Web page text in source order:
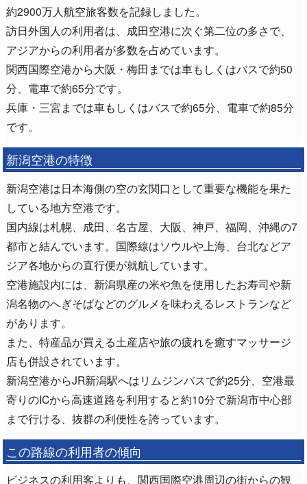
約2900万人航空旅客数を記録しました。
訪日外国人の利用者は、成田空港に次ぐ第二位の多さで、
アジアからの利用者が多数を占めています。
関西国際空港から大阪・梅田までは車もしくはバスで約50
分、電車で約65分です。
兵庫・三宮までは車もしくはバスで約65分、電車で約85分
です。
新潟空港の特徴
新潟空港は日本海側の空の玄関口として重要な機能を果た
している地方空港です。
国内線は札幌、成田、名古屋、大阪、神戸、福岡、沖縄の7
都市と結んでいます。国際線はソウルや上海、台北などア
ジア各地からの直行便が就航しています。
空港施設内には、新潟県産の米や魚を使用したお寿司や新
潟名物のへぎそばなどのグルメを味わえるレストランなど
があります。
また、特産品が買える土産店や旅の疲れを癒すマッサージ
店も併設されています。
新潟空港からJR新潟駅へはリムジンバスで約25分、空港最
寄りのICから高速道路を利用すると約10分で新潟市中心部
まで行ける、抜群の利便性を誇っています。
この路線の利用者の傾向
ビジネスの利用客よりも、関西国際空港周辺の街からの観